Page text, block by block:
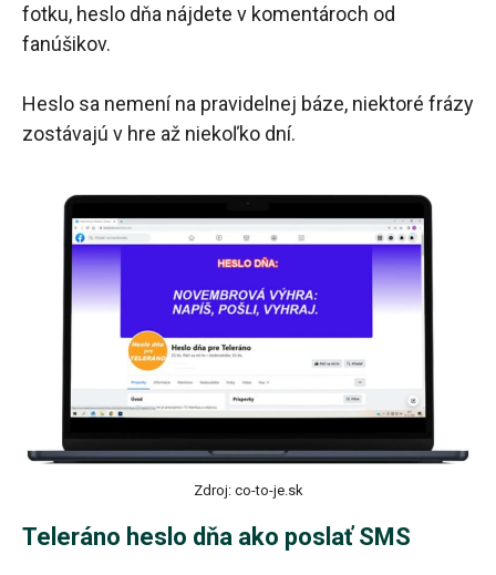
fotku, heslo dňa nájdete v komentároch od
fanúšikov.
Heslo sa nemení na pravidelnej báze, niektoré frázy
zostávajú v hre až niekoľko dní.
Zdroj: co-to-je.sk
Teleráno heslo dňa ako poslať SMS